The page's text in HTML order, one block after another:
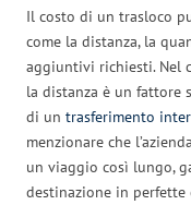
Il costo di un trasloco
come la distanza, la
aggiuntivi richiesti. Nel
la distanza è un fattore
di un trasferimento
menzionare che
un viaggio così lungo,
destinazione in perfette